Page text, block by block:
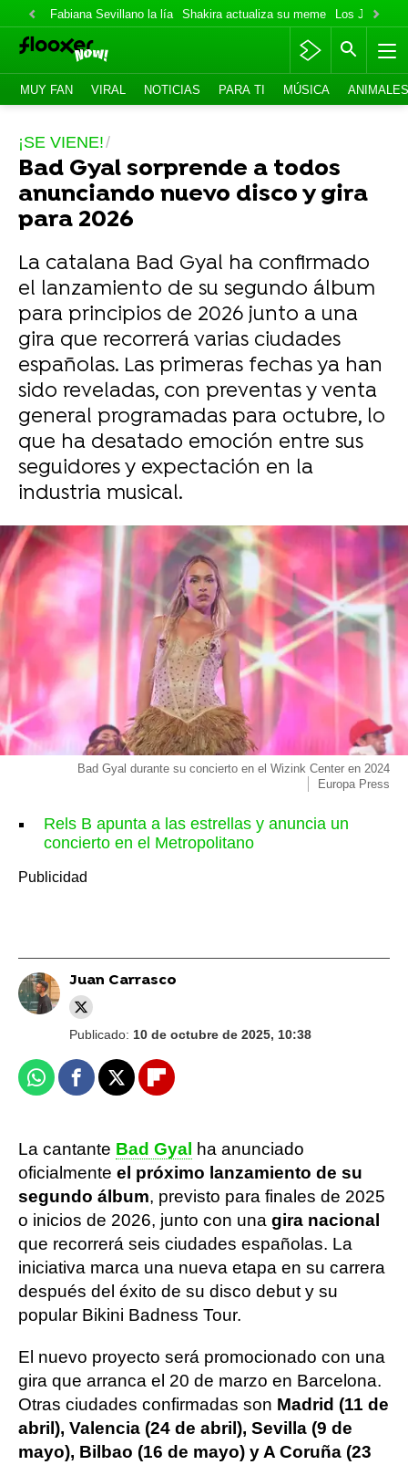
Fabiana Sevillano la lía Shakira actualiza su meme Los Jonas
MUY FAN VIRAL NOTICIAS PARA TI MÚSICA ANIMALES
¡SE VIENE!
Bad Gyal sorprende a todos
anunciando nuevo disco y gira
para 2026
La catalana Bad Gyal ha confirmado
el lanzamiento de su segundo álbum
para principios de 2026 junto a una
gira que recorrerá varias ciudades
españolas. Las primeras fechas ya han
sido reveladas, con preventas y venta
general programadas para octubre, lo
que ha desatado emoción entre sus
seguidores y expectación en la
industria musical.
Bad Gyal durante su concierto en el Wizink Center en 2024
Europa Press
Rels B apunta a las estrellas y anuncia un
concierto en el Metropolitano
Juan Carrasco
Publicado: 10 de octubre de 2025, 10:38
WhatsappFacebook
X Flipboard
La cantante Bad Gyal
ha anunciado
oficialmente el próximo lanzamiento de su
segundo álbum, previsto para finales de 2025
o inicios de 2026, junto con una gira nacional
que recorrerá seis ciudades españolas. La
iniciativa marca una nueva etapa en su carrera
después del éxito de su disco debut y su
popular Bikini Badness Tour.
El nuevo proyecto será promocionado con una
gira que arranca el 20 de marzo en Barcelona.
Otras ciudades confirmadas son Madrid (11 de
abril), Valencia (24 de abril), Sevilla (9 de
mayo), Bilbao (16 de mayo) y A Coruña (23